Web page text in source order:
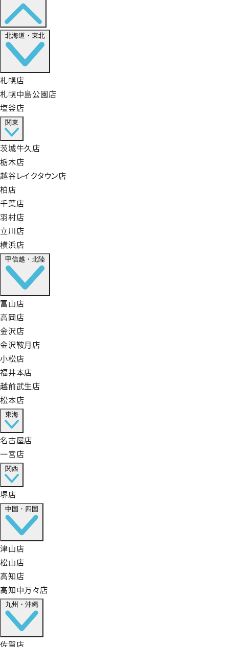
北海道・東北
札幌店
札幌中島公園店
塩釜店
関東
茨城牛久店
栃木店
越谷レイクタウン店
柏店
千葉店
羽村店
立川店
横浜店
甲信越・北陸
富山店
高岡店
金沢店
金沢鞍月店
小松店
福井本店
越前武生店
松本店
東海
名古屋店
一宮店
関西
堺店
中国・四国
津山店
松山店
高知店
高知中万々店
九州・沖縄
佐賀店